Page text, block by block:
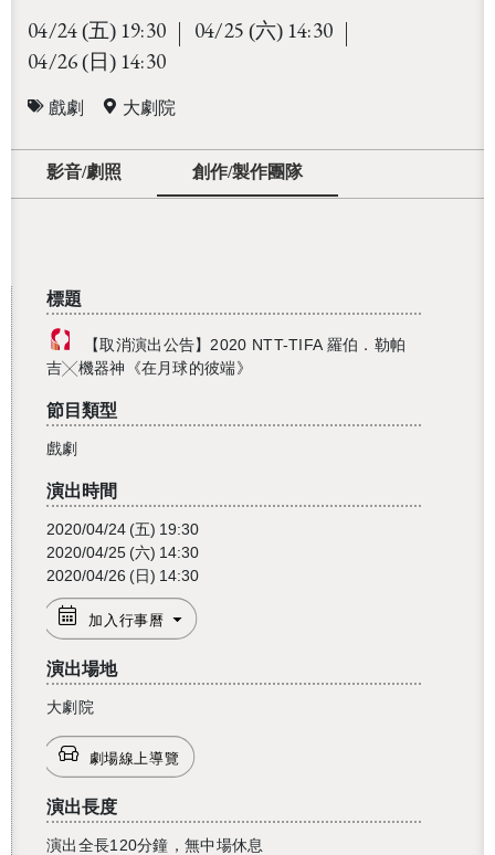
04/24(五) 19:30 04/25 (六) 14:30
04/26(日) 14:30
戲劇 大劇院
影音/劇照 創作/製作團隊
標題
【取消演出公告】2020 NTT-TIFA 羅伯．勒帕
吉╳機器神《在月球的彼端》
節目類型
戲劇
演出時間
2020/04/24 (五) 19:30
2020/04/25 (六) 14:30
2020/04/26 (日) 14:30
加入行事曆
演出場地
大劇院
劇場線上導覽
演出長度
演出全長120分鐘，無中場休息